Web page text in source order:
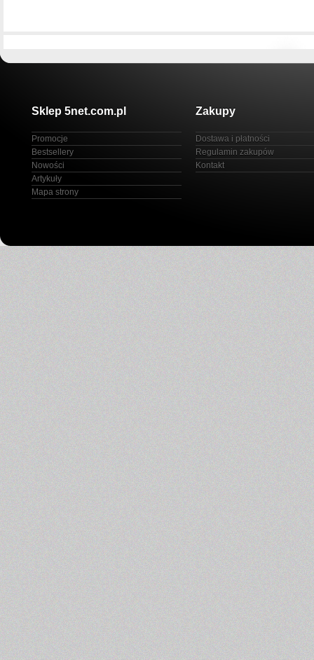
Sklep 5net.com.pl
Promocje
Bestsellery
Nowości
Artykuły
Mapa strony
Zakupy
Dostawa i płatności
Regulamin zakupów
Kontakt